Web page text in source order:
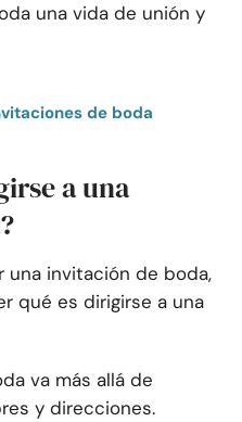
una vida de unión y
de boda
a una
una invitación de boda,
qué es dirigirse a una
va más allá de
y direcciones.